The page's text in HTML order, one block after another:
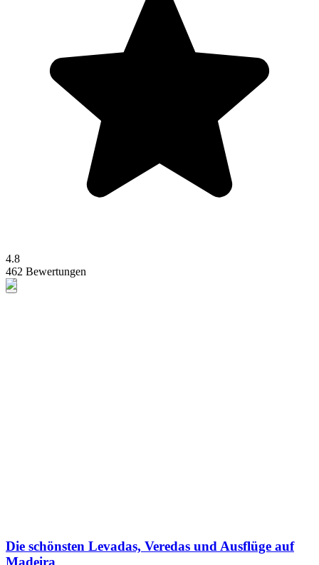
4.8
462 Bewertungen
Die schönsten Levadas, Veredas und Ausflüge auf
Madeira